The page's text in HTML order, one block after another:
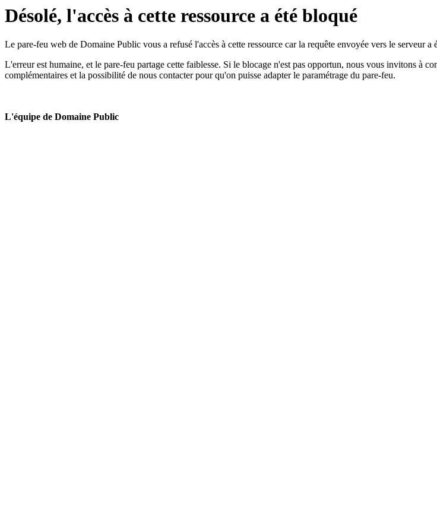
Désolé, l'accès à cette ressource a été bloqué
Le pare-feu web de Domaine Public vous a refusé l'accès à cette ressource car la requête envoyée vers le serveur a
L'erreur est humaine, et le pare-feu partage cette faiblesse. Si le blocage n'est pas opportun, nous vous invitons à
complémentaires et la possibilité de nous contacter pour qu'on puisse adapter le paramétrage du pare-feu.
L'équipe de Domaine Public